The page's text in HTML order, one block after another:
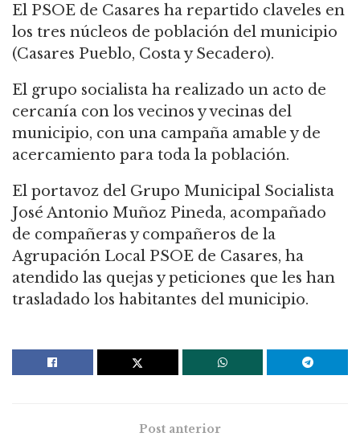
El PSOE de Casares ha repartido claveles en
los tres núcleos de población del municipio
(Casares Pueblo, Costa y Secadero).
El grupo socialista ha realizado un acto de
cercanía con los vecinos y vecinas del
municipio, con una campaña amable y de
acercamiento para toda la población.
El portavoz del Grupo Municipal Socialista
José Antonio Muñoz Pineda, acompañado
de compañeras y compañeros de la
Agrupación Local PSOE de Casares, ha
atendido las quejas y peticiones que les han
trasladado los habitantes del municipio.
Post anterior